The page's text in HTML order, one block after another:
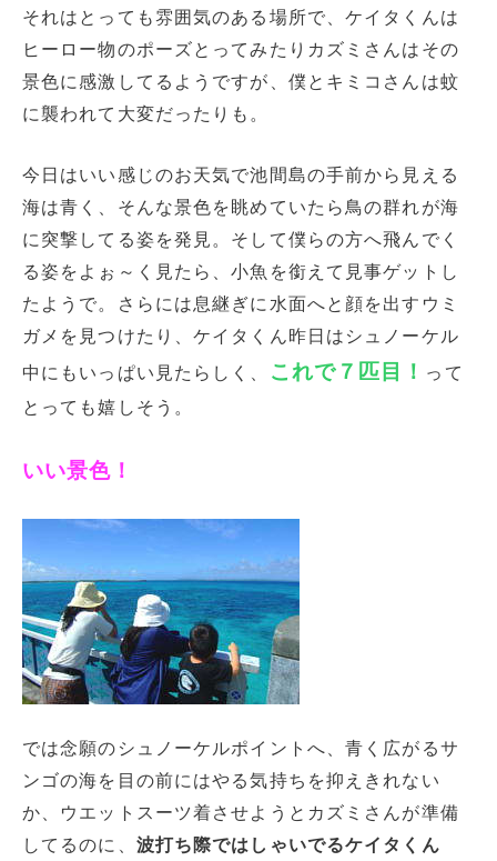
それはとっても雰囲気のある場所で、ケイタくんは
ヒーロー物のポーズとってみたりカズミさんはその
景色に感激してるようですが、僕とキミコさんは蚊
に襲われて大変だったりも。
今日はいい感じのお天気で池間島の手前から見える
海は青く、そんな景色を眺めていたら鳥の群れが海
に突撃してる姿を発見。そして僕らの方へ飛んでく
る姿をよぉ～く見たら、小魚を銜えて見事ゲットし
たようで。さらには息継ぎに水面へと顔を出すウミ
ガメを見つけたり、ケイタくん昨日はシュノーケル
中にもいっぱい見たらしく、
これで７匹目！ って
とっても嬉しそう。
いい景色！
では念願のシュノーケルポイントへ、青く広がるサ
ンゴの海を目の前にはやる気持ちを抑えきれない
か、ウエットスーツ着させようとカズミさんが準備
してるのに、 波打ち際ではしゃいでるケイタくん